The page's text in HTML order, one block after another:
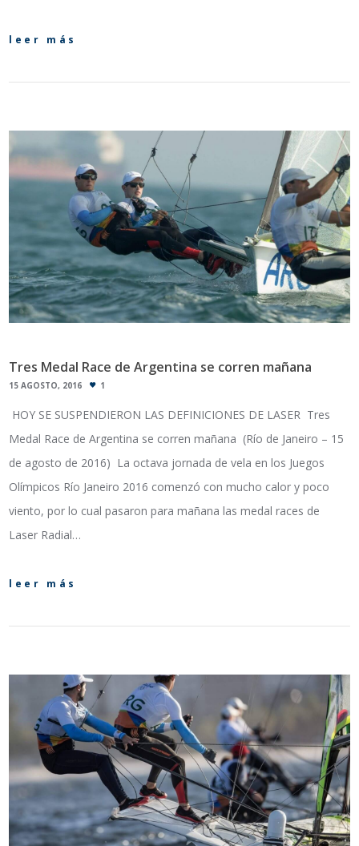
leer más
Tres Medal Race de Argentina se corren mañana
15 AGOSTO, 2016 1
HOY SE SUSPENDIERON LAS DEFINICIONES DE LASER Tres
Medal Race de Argentina se corren mañana (Río de Janeiro – 15
de agosto de 2016) La octava jornada de vela en los Juegos
Olímpicos Río Janeiro 2016 comenzó con mucho calor y poco
viento, por lo cual pasaron para mañana las medal races de
Laser Radial…
leer más